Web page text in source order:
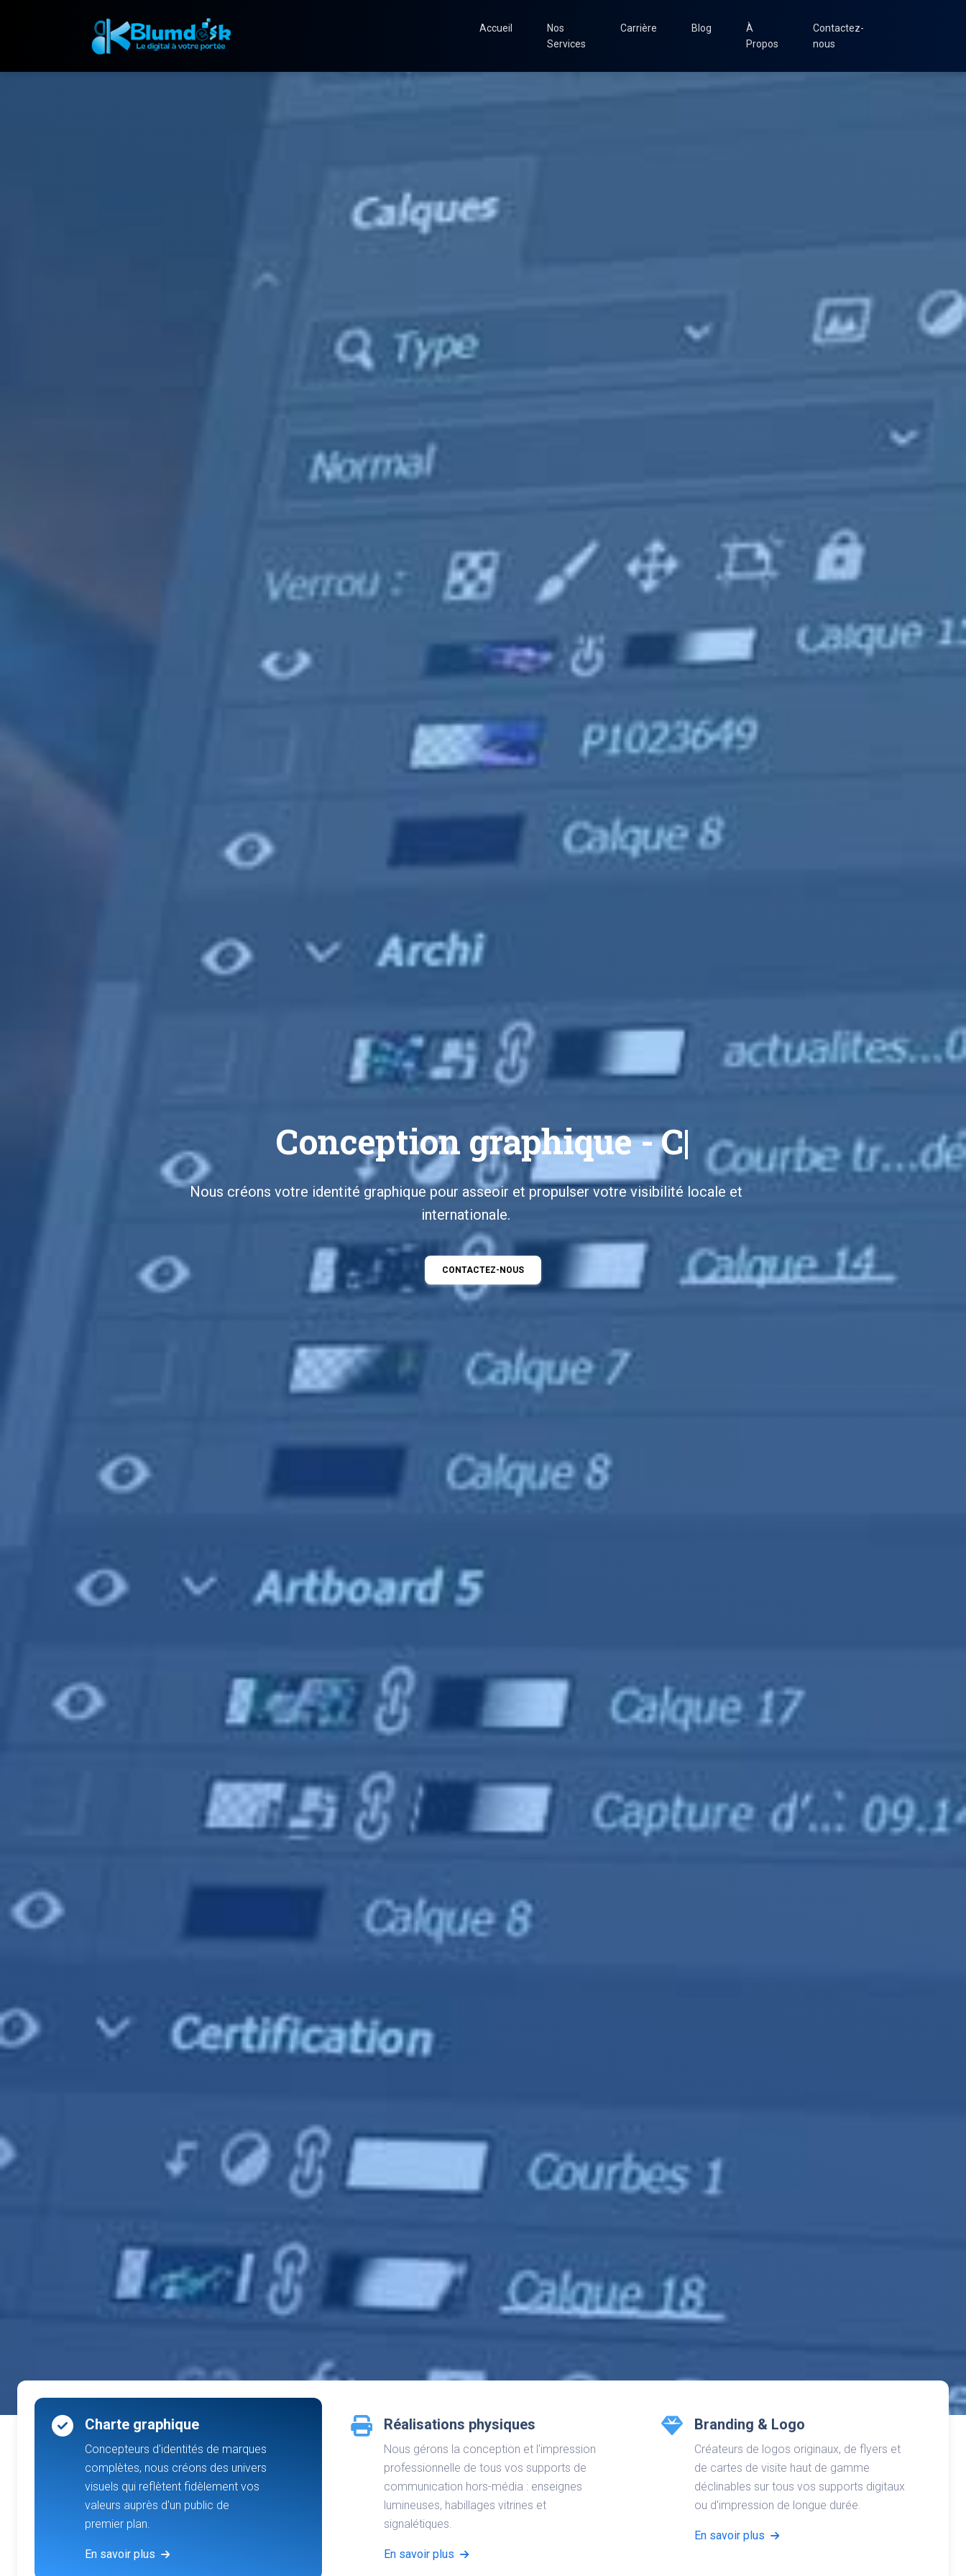
Accueil
Nos
Services
Carrière Blog
À
Propos
Contactez-
nous
Conception graphique -
Conception
Numérique|
Nous créons votre identité graphique pour asseoir et propulser votre visibilité locale et
internationale.
CONTACTEZ-NOUS
Charte graphique
Concepteurs d'identités de marques
complètes, nous créons des univers
visuels qui reflètent fidèlement vos
valeurs auprès d'un public de
premier plan.
En savoir plus
Réalisations physiques
Nous gérons la conception et l'impression
professionnelle de tous vos supports de
communication hors-média : enseignes
lumineuses, habillages vitrines et
signalétiques.
En savoir plus
Branding & Logo
Créateurs de logos originaux, de flyers et
de cartes de visite haut de gamme
déclinables sur tous vos supports digitaux
ou d'impression de longue durée.
En savoir plus